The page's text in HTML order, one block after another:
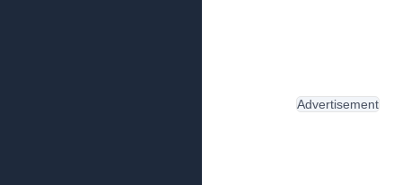
Advertisement